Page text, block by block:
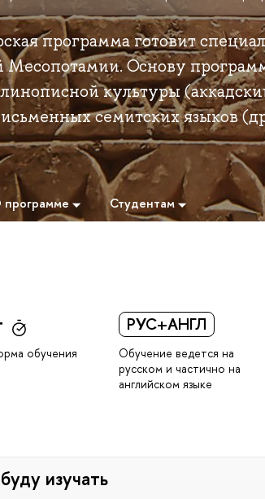
программа готовит
Месопотамии. Основу
культуры
семитских языков
Студентам
обучения
РУС+АНГЛ
Обучение ведется на
русском и частично на
английском языке
изучать